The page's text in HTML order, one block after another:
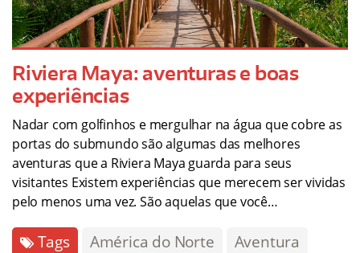
Riviera Maya: aventuras e boas
experiências
Nadar com golfinhos e mergulhar na água que cobre as
portas do submundo são algumas das melhores
aventuras que a Riviera Maya guarda para seus
visitantes Existem experiências que merecem ser vividas
pelo menos uma vez. São aquelas que você…
Tags América do Norte
Aventura